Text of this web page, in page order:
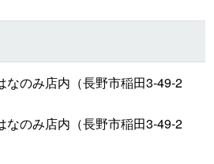
なのみ店内（長野市稲田3-49-2
なのみ店内（長野市稲田3-49-2